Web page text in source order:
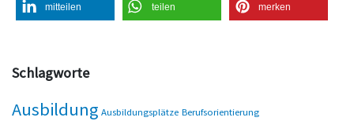
mitteilen teilen merken
Schlagworte
Ausbildung Ausbildungsplätze Berufsorientierung